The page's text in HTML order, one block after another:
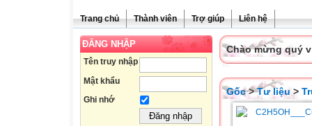
Trang chủ Thành viên Trợ giúp Liên hệ
ĐĂNG NHẬP
Tên truy nhập
Mật khẩu
Ghi nhớ
Chào mừng quý
Gốc>Tư liệu>